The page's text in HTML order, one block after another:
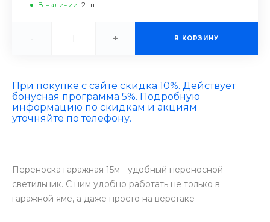
В наличии 2 шт
- + В КОРЗИНУ
При покупке с сайте скидка 10%. Действует
бонусная программа 5%. Подробную
информацию по скидкам и акциям
уточняйте по телефону.
Переноска гаражная 15м - удобный переносной
светильник. С ним удобно работать не только в
гаражной яме, а даже просто на верстаке